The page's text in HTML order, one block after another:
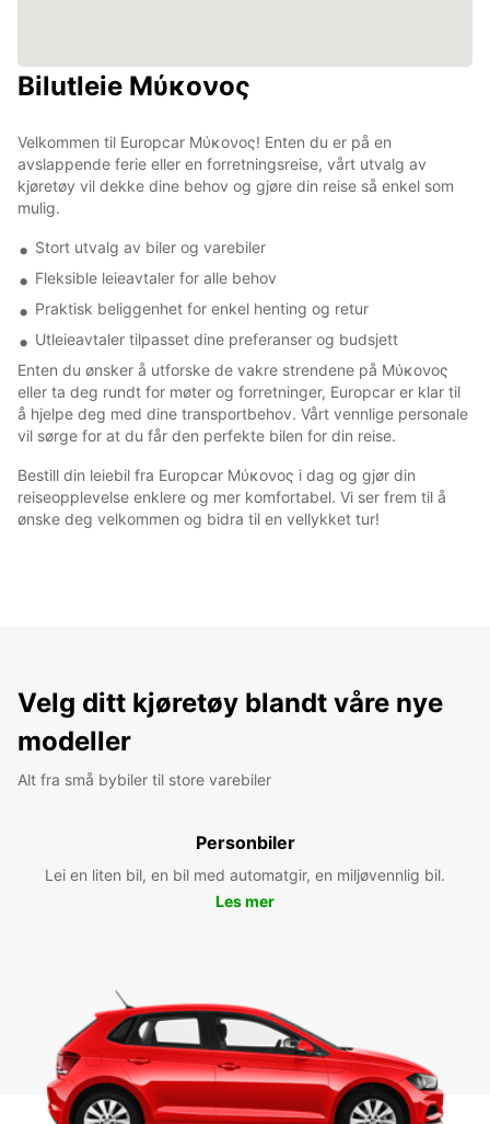
Bilutleie Μύκονος
Velkommen til Europcar Μύκονος! Enten du er på en
avslappende ferie eller en forretningsreise, vårt utvalg av
kjøretøy vil dekke dine behov og gjøre din reise så enkel som
mulig.
Stort utvalg av biler og varebiler
Fleksible leieavtaler for alle behov
Praktisk beliggenhet for enkel henting og retur
Utleieavtaler tilpasset dine preferanser og budsjett
Enten du ønsker å utforske de vakre strendene på Μύκονος
eller ta deg rundt for møter og forretninger, Europcar er klar til
å hjelpe deg med dine transportbehov. Vårt vennlige personale
vil sørge for at du får den perfekte bilen for din reise.
Bestill din leiebil fra Europcar Μύκονος i dag og gjør din
reiseopplevelse enklere og mer komfortabel. Vi ser frem til å
ønske deg velkommen og bidra til en vellykket tur!
Velg ditt kjøretøy blandt våre nye
modeller
Alt fra små bybiler til store varebiler
Personbiler
Lei en liten bil, en bil med automatgir, en miljøvennlig bil.
Les mer